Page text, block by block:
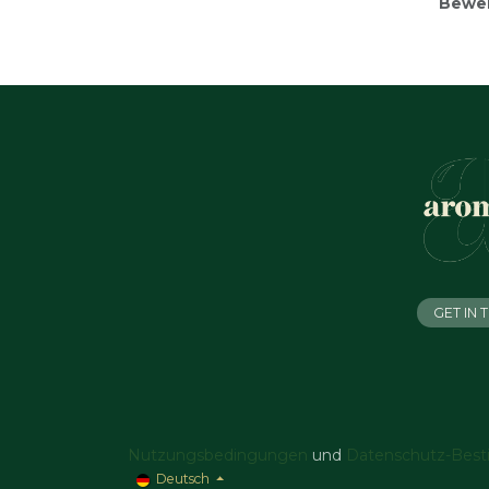
GET IN
Nutzungsbedingungen und Datenschutz-
Deutsch